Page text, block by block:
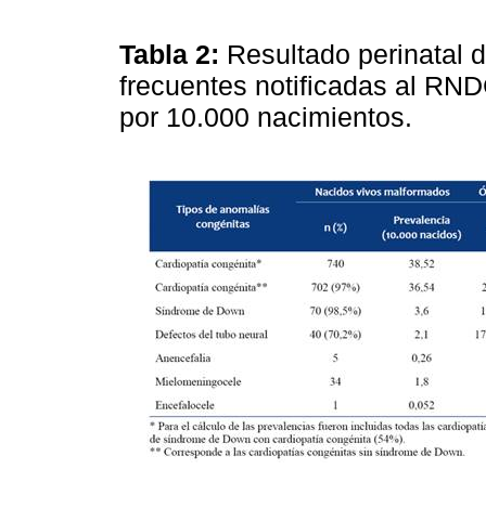
Tabla 2: Resultado perinatal
frecuentes notificadas al
por 10.000 nacimientos.